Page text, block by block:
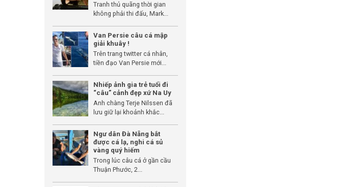
Tranh thủ quãng thời gian
không phải thi đấu, Mark...
Van Persie câu cá mập
giải khuây !
Trên trang twitter cá nhân,
tiền đạo Van Persie mới...
Nhiếp ảnh gia trẻ tuổi đi
“câu” cảnh đẹp xứ Na Uy
Anh chàng Terje Nilssen đã
lưu giữ lại khoảnh khắc...
Ngư dân Đà Nẵng bắt
được cá lạ, nghi cá sủ
vàng quý hiếm
Trong lúc câu cá ở gần cầu
Thuận Phước, 2...